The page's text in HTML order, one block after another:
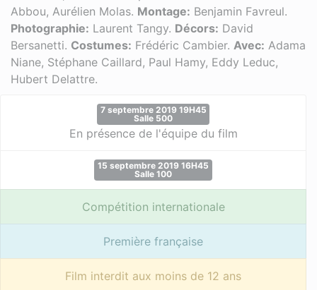
Abbou, Aurélien Molas. Montage: Benjamin Favreul.
Photographie: Laurent Tangy. Décors: David
Bersanetti. Costumes: Frédéric Cambier. Avec: Adama
Niane, Stéphane Caillard, Paul Hamy, Eddy Leduc,
Hubert Delattre.
7 septembre 2019 19H45
Salle 500
En présence de l'équipe du film
15 septembre 2019 16H45
Salle 100
Compétition internationale
Première française
Film interdit aux moins de 12 ans